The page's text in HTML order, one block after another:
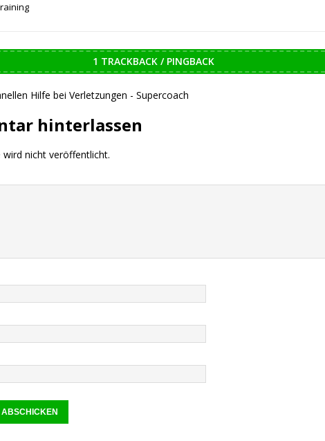
1 TRACKBACK / PINGBACK
Hilfe bei Verletzungen - Supercoach
hinterlassen
wird nicht veröffentlicht.